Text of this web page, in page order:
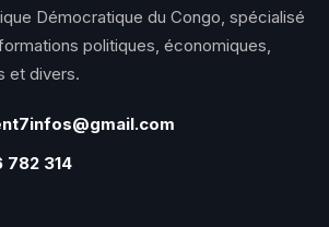
Démocratique du Congo, spécialisé
politiques, économiques,
et divers.
782 314